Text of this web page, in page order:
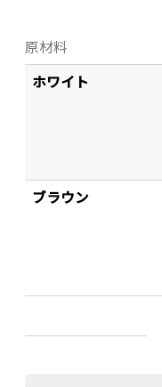
原材料
ホワイト
ブラウン